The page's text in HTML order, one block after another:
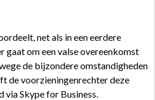
net als in een eerdere
gaat om een valse overeenkomst
de bijzondere omstandigheden
de voorzieningenrechter deze
via Skype for Business.